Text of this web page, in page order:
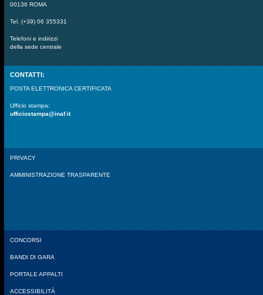
00136 ROMA
Tel. (+39) 06 355331
Telefoni e indirizzi
della sede centrale
CONTATTI:
POSTA ELETTRONICA CERTIFICATA
Ufficio stampa:
ufficiostampa@inaf.it
PRIVACY
AMMINISTRAZIONE TRASPARENTE
CONCORSI
BANDI DI GARA
PORTALE APPALTI
ACCESSIBILITÀ